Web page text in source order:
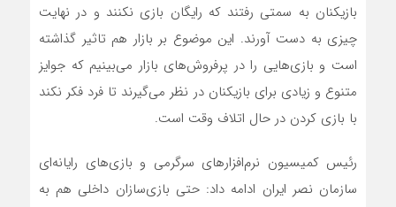
بازیکنان به سمتی رفتند که رایگان بازی نکنند و در نهایت
چیزی به دست آورند. این موضوع بر بازار هم تاثیر گذاشته
است و بازی‌هایی را در پرفروش‌های بازار می‌بینیم که جوایز
متنوع و زیادی برای بازیکنان در نظر می‌گیرند تا فرد فکر نکند
با بازی کردن در حال اتلاف وقت است.
رئیس کمیسیون نرم‌افزارهای سرگرمی و بازی‌های رایانه‌ای
سازمان نصر ایران ادامه داد: حتی بازی‌سازان داخلی هم به